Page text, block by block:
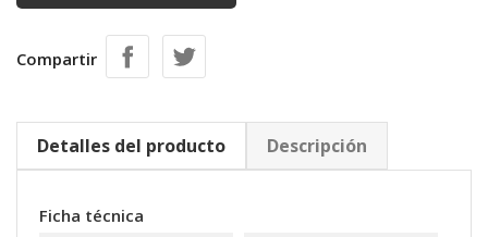
Compartir
Detalles del producto Descripción
Ficha técnica